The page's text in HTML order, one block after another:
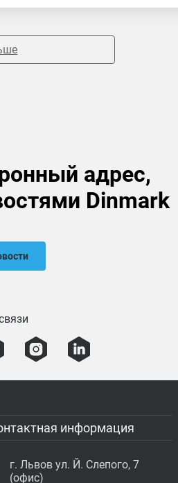
адрес,
Dinmark
информация
г. Львов ул. Й. Слепого, 7
(офис)